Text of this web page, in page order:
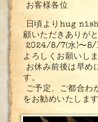
お客様各位
日頃よりhug
顧いただきありが
2024/8/7(水)〜8/
よろしくお願いしま
お休み前後は早め
す。
ご予定、ご都合わ
をお勧めいたします